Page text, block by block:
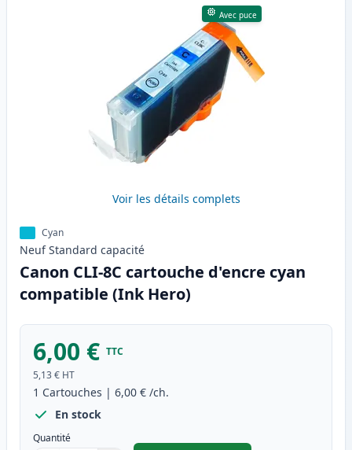
Avec puce
Voir les détails complets
Cyan
Neuf Standard capacité
Canon CLI-8C cartouche d'encre cyan
compatible (Ink Hero)
6,00 € TTC
5,13 € HT
1 Cartouches | 6,00 € /ch.
En stock
Quantité